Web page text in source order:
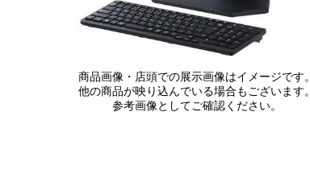
商品画像・店頭での展示画像はイメージです。
他の商品が映り込んでいる場合もございます。
参考画像としてご確認ください。